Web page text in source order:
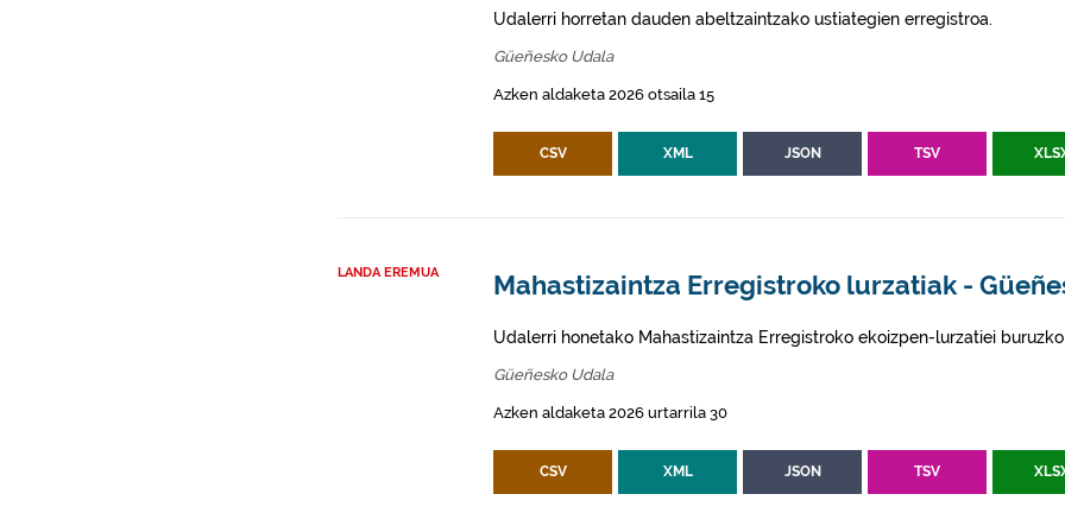
Udalerri horretan dauden abeltzaintzako ustiategien erregistroa.
Güeñesko Udala
Azken aldaketa 2026 otsaila 15
CSV XML JSON TSV
LANDA EREMUA Mahastizaintza Erregistroko lurzatiak -
Udalerri honetako Mahastizaintza Erregistroko ekoizpen-lurzatiei
Güeñesko Udala
Azken aldaketa 2026 urtarrila 30
CSV XML JSON TSV